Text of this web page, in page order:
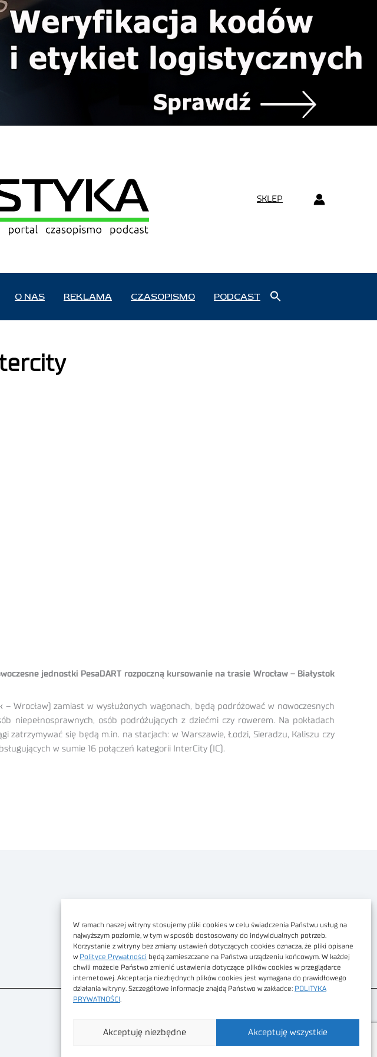
W ramach naszej witryny stosujemy pliki cookies w celu świadczenia Państwu usług na
najwyższym poziomie, w tym w sposób dostosowany do indywidualnych potrzeb.
Korzystanie z witryny bez zmiany ustawień dotyczących cookies oznacza, że pliki opisane
w Polityce Prywatności będą zamieszczane na Państwa urządzeniu końcowym. W każdej
chwili możecie Państwo zmienić ustawienia dotyczące plików cookies w przeglądarce
internetowej. Akceptacja niezbędnych plików cookies jest wymagana do prawidłowego
działania witryny. Szczegółowe informacje znajdą Państwo w zakładce: POLITYKA
PRYWATNOŚCI
Akceptuję wszystkie
Akceptuję niezbędne
SKLEP
O NAS REKLAMA CZASOPISMO PODCAST
jednostki PesaDART rozpoczną kursowanie na trasie Wrocław – Białystok
Wrocław) zamiast w wysłużonych wagonach, będą podróżować w nowoczesnych
niepełnosprawnych, osób podróżujących z dziećmi czy rowerem. Na pokładach
zatrzymywać się będą m.in. na stacjach: w Warszawie, Łodzi, Sieradzu, Kaliszu czy
w sumie 16 połączeń kategorii InterCity (IC).
Dostępność cyfrowa
Regulamin Portalu
Regulamin sklepu